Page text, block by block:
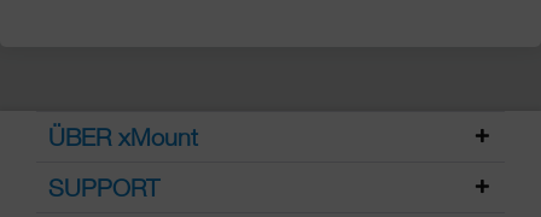
ÜBER xMount
SUPPORT